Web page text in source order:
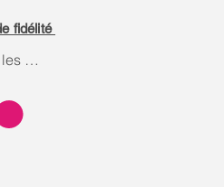
fidélité
Voir les points